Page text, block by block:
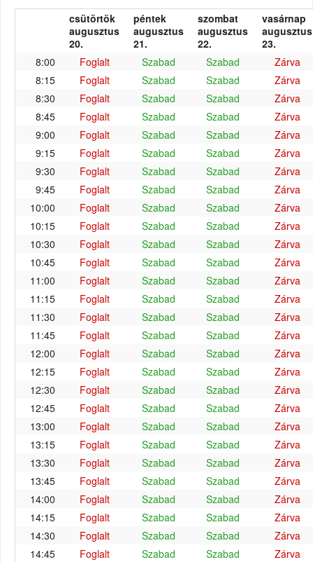
csütörtök
augusztus
20.
péntek
augusztus
21.
szombat
augusztus
22.
vasárnap
augusztus
23.
8:00
Foglalt Szabad Szabad
Zárva
8:15
Foglalt Szabad Szabad
Zárva
8:30
Foglalt Szabad Szabad
Zárva
8:45
Foglalt Szabad Szabad
Zárva
9:00
Foglalt Szabad Szabad
Zárva
9:15
Foglalt Szabad Szabad
Zárva
9:30
Foglalt Szabad Szabad
Zárva
9:45
Foglalt Szabad Szabad
Zárva
10:00
Foglalt Szabad Szabad
Zárva
10:15
Foglalt Szabad Szabad
Zárva
10:30
Foglalt Szabad Szabad
Zárva
10:45
Foglalt Szabad Szabad
Zárva
11:00
Foglalt Szabad Szabad
Zárva
11:15
Foglalt Szabad Szabad
Zárva
11:30
Foglalt Szabad Szabad
Zárva
11:45
Foglalt Szabad Szabad
Zárva
12:00
Foglalt Szabad Szabad
Zárva
12:15
Foglalt Szabad Szabad
Zárva
12:30
Foglalt Szabad Szabad
Zárva
12:45
Foglalt Szabad Szabad
Zárva
13:00
Foglalt Szabad Szabad
Zárva
13:15
Foglalt Szabad Szabad
Zárva
13:30
Foglalt Szabad Szabad
Zárva
13:45
Foglalt Szabad Szabad
Zárva
14:00
Foglalt Szabad Szabad
Zárva
14:15
Foglalt Szabad Szabad
Zárva
14:30
Foglalt Szabad Szabad
Zárva
14:45
Foglalt Szabad Szabad
Zárva